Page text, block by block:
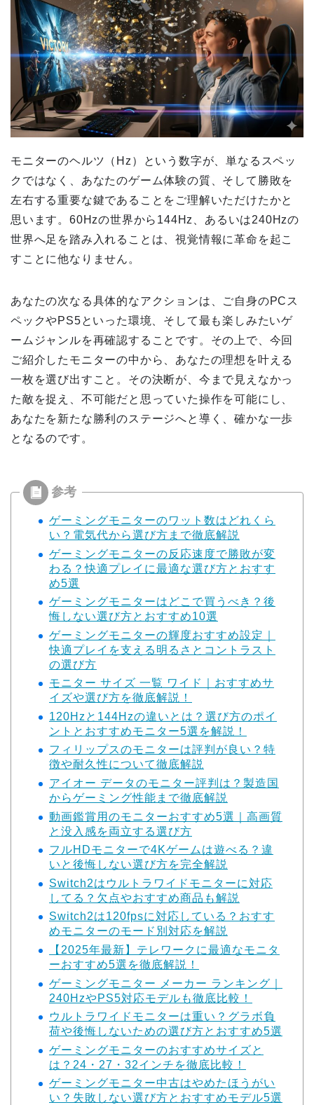
モニターのヘルツ（Hz）という数字が、単なるスペッ
クではなく、あなたのゲーム体験の質、そして勝敗を
左右する重要な鍵であることをご理解いただけたかと
思います。60Hzの世界から144Hz、あるいは240Hzの
世界へ足を踏み入れることは、視覚情報に革命を起こ
すことに他なりません。
あなたの次なる具体的なアクションは、ご自身のPCス
ペックやPS5といった環境、そして最も楽しみたいゲ
ームジャンルを再確認することです。その上で、今回
ご紹介したモニターの中から、あなたの理想を叶える
一枚を選び出すこと。その決断が、今まで見えなかっ
た敵を捉え、不可能だと思っていた操作を可能にし、
あなたを新たな勝利のステージへと導く、確かな一歩
となるのです。
ゲーミングモニターのワット数はどれくら
い？電気代から選び方まで徹底解説
ゲーミングモニターの反応速度で勝敗が変
わる？快適プレイに最適な選び方とおすす
め5選
ゲーミングモニターはどこで買うべき？後
悔しない選び方とおすすめ10選
ゲーミングモニターの輝度おすすめ設定｜
快適プレイを支える明るさとコントラスト
の選び方
モニター サイズ 一覧 ワイド｜おすすめサ
イズや選び方を徹底解説！
120Hzと144Hzの違いとは？選び方のポイ
ントとおすすめモニター5選を解説！
フィリップスのモニターは評判が良い？特
徴や耐久性について徹底解説
アイオー データのモニター評判は？製造国
からゲーミング性能まで徹底解説
動画鑑賞用のモニターおすすめ5選｜高画質
と没入感を両立する選び方
フルHDモニターで4Kゲームは遊べる？違
いと後悔しない選び方を完全解説
Switch2はウルトラワイドモニターに対応
してる？欠点やおすすめ商品も解説
Switch2は120fpsに対応している？おすす
めモニターのモード別対応を解説
【2025年最新】テレワークに最適なモニタ
ーおすすめ5選を徹底解説！
ゲーミングモニター メーカー ランキング｜
240HzやPS5対応モデルも徹底比較！
ウルトラワイドモニターは重い？グラボ負
荷や後悔しないための選び方とおすすめ5選
ゲーミングモニターのおすすめサイズと
は？24・27・32インチを徹底比較！
ゲーミングモニター中古はやめたほうがい
い？失敗しない選び方とおすすめモデル5選